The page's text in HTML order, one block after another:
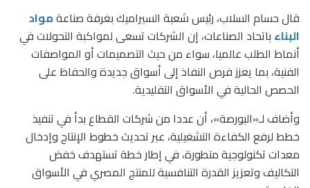
قال حسام السلاب، رئيس شعبة السيراميك بغرفة صناعةمواد
البناء باتحاد الصناعات، إن الشركات تسعى لمواكبة التحولات في
أنماط الطلب عالميا، سواء من حيث التصميمات أو المواصفات
الفنية، بما يعزز فرص النفاذ إلى أسواق جديدة والحفاظ على
الحصص الحالية في الأسواق التقليدية.
وأضاف لـ«البورصة»، أن عددا من شركات القطاع بدأ في تنفيذ
خطط لرفع الكفاءة التشغيلية، عبر تحديث خطوط الإنتاج وإدخال
معدات تكنولوجية متطورة، في إطار خطة تستهدف خفض
التكاليف وتعزيز القدرة التنافسية للمنتج المصري في الأسواق